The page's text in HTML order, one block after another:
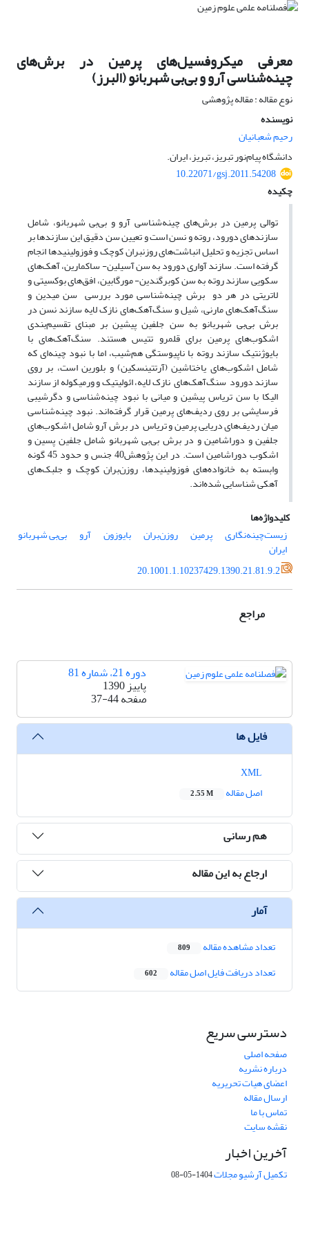
معرفی میکروفسیل‌های پرمین در برش‌های
چینه‌شناسی آرو و بی‌بی شهربانو (البرز)
نوع مقاله : مقاله پژوهشی
نویسنده
رحیم شعبانیان
دانشگاه پیام‌نور تبریز، تبریز، ایران.
10.22071/gsj.2011.54208
چکیده
توالی پرمین در برش‌های چینه‌شناسی آرو و بی‌بی شهربانو، شامل
سازندهای دورود، روته و نسن است و تعیین سن دقیق این سازندها بر
اساس تجزیه و تحلیل انباشت‌های روزنبران کوچک و فوزولینیدها انجام
گرفته است. سازند آواری دورود به سن آسیلین- ساکمارین، آهک‌های
سکویی سازند روته به سن کوبرگندین- مورگابین، افق‌های بوکسیتی و
لاتریتی در هر دو برش چینه‌شناسی مورد بررسی سن میدین و
سنگ‌آهک‌های مارنی، شیل و سنگ‌آهک‌های نازک لایه سازند نسن در
برش بی‌بی شهربانو به سن جلفین پیشین بر مبنای تقسیم‌بندی
اشکوب‌های پرمین برای قلمرو تتیس هستند. سنگ‌آهک‌های با
بایوژنتیک سازند روته با ناپیوستگی هم‌شیب، اما با نبود چینه‌ای که
شامل اشکوب‌های یاختاشین (آرتتینسکین) و بلورین است، بر روی
سازند دورود سنگ‌آهک‌های نازک لایه، ائولیتیک و ورمیکوله از سازند
الیکا با سن تریاس پیشین و میانی با نبود چینه‌شناسی و دگرشیبی
فرسایشی بر روی ردیف‌های پرمین قرار گرفته‌اند. نبود چینه‌شناسی
میان ردیف‌های دریایی پرمین و تریاس در برش آرو شامل اشکوب‌های
جلفین و دوراشامین و در برش بی‌بی شهربانو شامل جلفین پسین و
اشکوب دوراشامین است. در این پژوهش40 جنس و حدود 45 گونه
وابسته به خانواده‌های فوزولینیدها، روزن‌بران کوچک و جلبک‌های
آهکی شناسایی شده‌اند.
کلیدواژه‌ها
زیست‌چینه‌نگاری
پرمین روزن‌بران بایوزون آرو بی‌بی شهربانو
ایران
20.1001.1.10237429.1390.21.81.9.2
مراجع
دوره 21، شماره 81
پاییز 1390
صفحه37-44
فایل ها
اصل مقاله
2.55 M
هم رسانی
ارجاع به این مقاله
آمار
تعداد مشاهده مقاله 809
تعداد دریافت فایل اصل مقاله 602
دسترسی سریع
صفحه اصلی
درباره نشریه
اعضای هیات تحریریه
ارسال مقاله
تماس با ما
نقشه سایت
آخرین اخبار
تکمیل آرشیو مجلات1404-05-08